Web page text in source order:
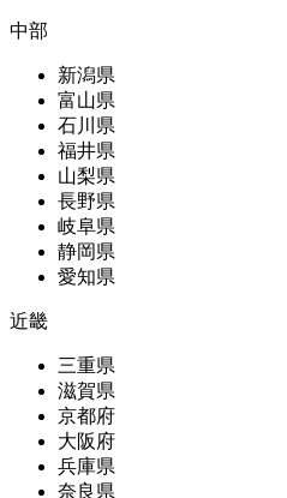
中部
新潟県
富山県
石川県
福井県
山梨県
長野県
岐阜県
静岡県
愛知県
近畿
三重県
滋賀県
京都府
大阪府
兵庫県
奈良県